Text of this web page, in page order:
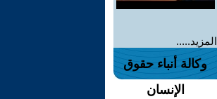
المزيد.....
وكالة أنباء حقوق
الإنسان